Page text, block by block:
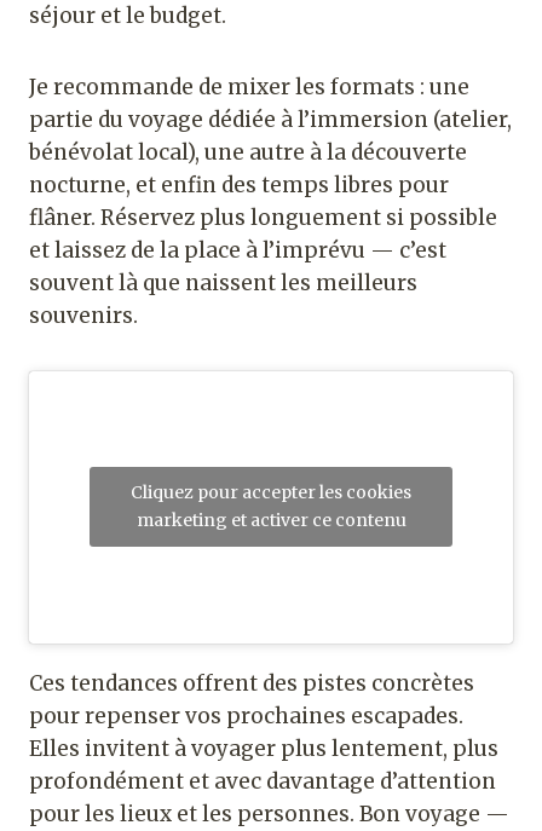
séjour et le budget.
Je recommande de mixer les formats : une
partie du voyage dédiée à l’immersion (atelier,
bénévolat local), une autre à la découverte
nocturne, et enfin des temps libres pour
flâner. Réservez plus longuement si possible
et laissez de la place à l’imprévu — c’est
souvent là que naissent les meilleurs
souvenirs.
Cliquez pour accepter les cookies
marketing et activer ce contenu
Ces tendances offrent des pistes concrètes
pour repenser vos prochaines escapades.
Elles invitent à voyager plus lentement, plus
profondément et avec davantage d’attention
pour les lieux et les personnes. Bon voyage —